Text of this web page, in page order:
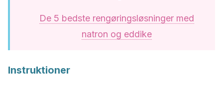
De 5 bedste rengøringsløsninger med
natron og eddike
Instruktioner